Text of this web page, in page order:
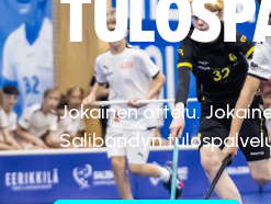
Jokainen ottelu.
Salibandyn